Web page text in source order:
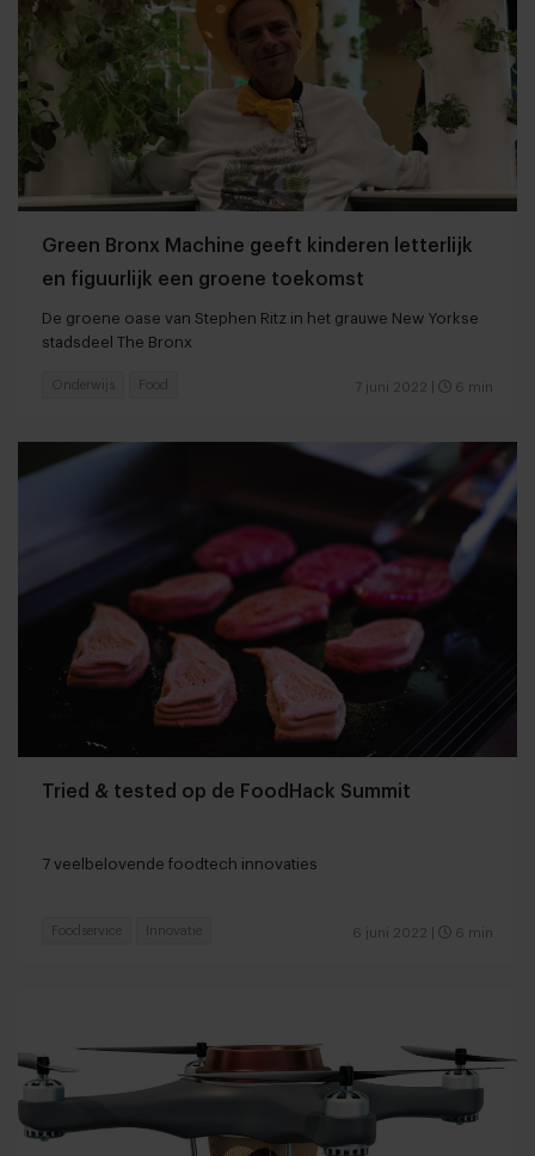
Green Bronx Machine geeft kinderen letterlijk
en figuurlijk een groene toekomst
De groene oase van Stephen Ritz in het grauwe New Yorkse
stadsdeel The Bronx
7 juni 2022 6 min
Onderwijs Food
Tried & tested op de FoodHack Summit
7 veelbelovende foodtech innovaties
6 juni 2022 6 min
Foodservice Innovatie